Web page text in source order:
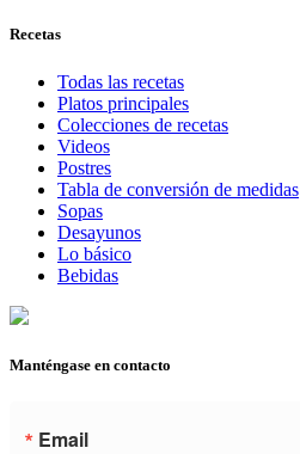
Recetas
Todas las recetas
Platos principales
Colecciones de recetas
Videos
Postres
Tabla de conversión de medidas
Sopas
Desayunos
Lo básico
Bebidas
Manténgase en contacto
Email